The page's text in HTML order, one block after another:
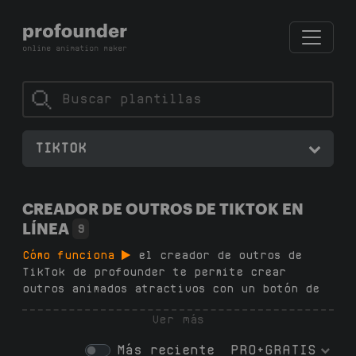
TIKTOK
CREADOR DE OUTROS DE TIKTOK EN
LÍNEA
9
Cómo funciona
el creador de outros de
TikTok de profounder te permite crear
outros animados atractivos con un botón de
sin habilidades de diseño, sin suscripciones
Ver más
Más reciente PRO+GRATIS